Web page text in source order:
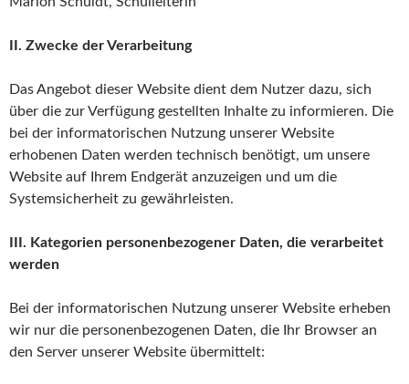
II. Zwecke der Verarbeitung
Das Angebot dieser Website dient dem Nutzer dazu, sich
über die zur Verfügung gestellten Inhalte zu informieren. Die
bei der informatorischen Nutzung unserer Website
erhobenen Daten werden technisch benötigt, um unsere
Website auf Ihrem Endgerät anzuzeigen und um die
Systemsicherheit zu gewährleisten.
III. Kategorien personenbezogener Daten, die verarbeitet
werden
Bei der informatorischen Nutzung unserer Website erheben
wir nur die personenbezogenen Daten, die Ihr Browser an
den Server unserer Website übermittelt: